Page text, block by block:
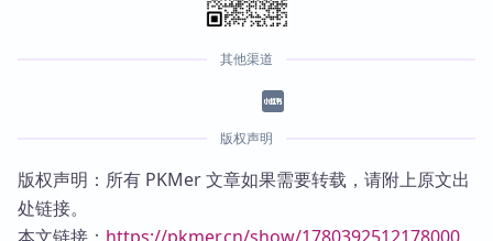
其他渠道
版权声明
版权声明：所有 PKMer 文章如果需要转载，请附上原文出
处链接。